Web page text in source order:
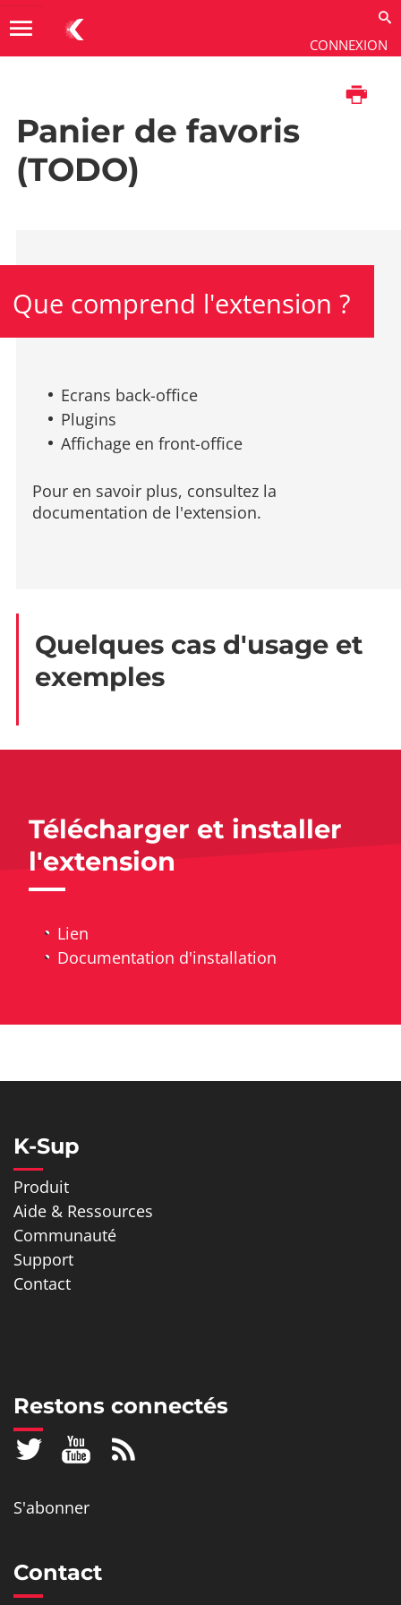
CONNEXION
menu
Imprimer
Panier de favoris
(TODO)
Que comprend l'extension ?
Ecrans back-office
Plugins
Affichage en front-office
Pour en savoir plus, consultez la
documentation de l'extension.
Quelques cas d'usage et
exemples
Télécharger et installer
l'extension
Lien
Documentation d'installation
K-Sup
Produit
Aide & Ressources
Communauté
Support
Contact
Restons connectés
S'abonner
Contact